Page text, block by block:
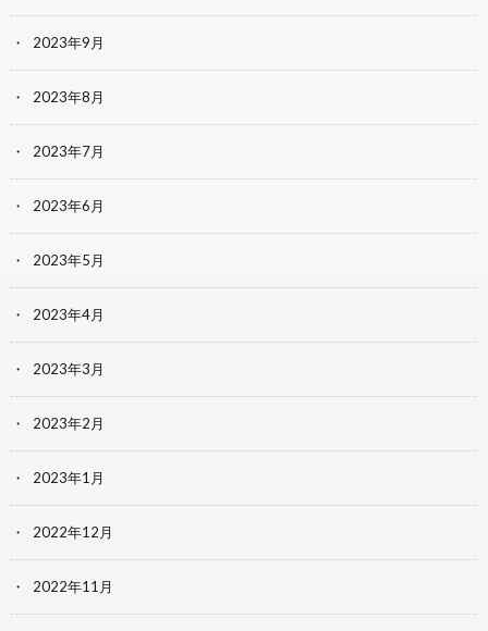
2023年9月
2023年8月
2023年7月
2023年6月
2023年5月
2023年4月
2023年3月
2023年2月
2023年1月
2022年12月
2022年11月